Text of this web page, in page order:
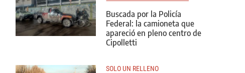
Buscada por la Policía
Federal: la camioneta que
apareció en pleno centro de
Cipolletti
SOLO UN RELLENO